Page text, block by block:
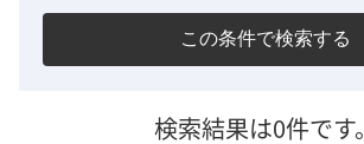
この条件で検索する
検索結果は0件です。